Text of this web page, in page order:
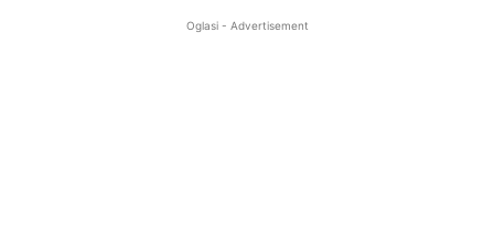
Oglasi - Advertisement